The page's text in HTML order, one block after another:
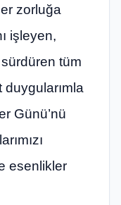
zorluğa
işleyen,
tüm
duygularımla
Günü’nü
esenlikler